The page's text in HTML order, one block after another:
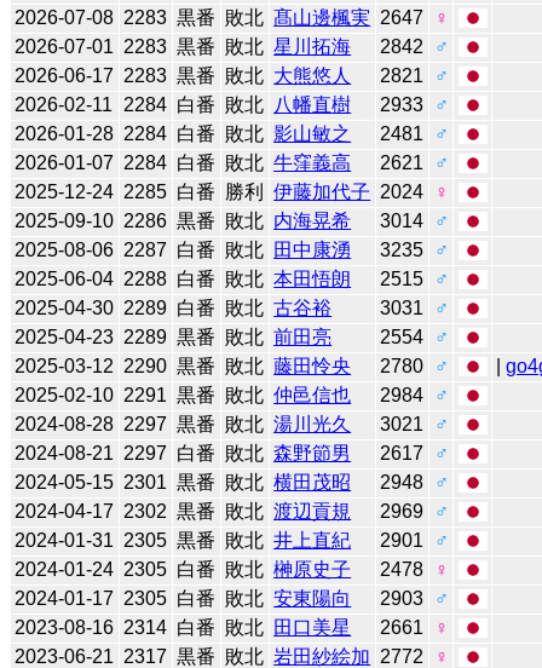
2026-07-08 2283 黒番 敗北 髙山邊楓実 2647
♀
2026-07-01 2283 黒番 敗北 星川拓海 2842
♂
2026-06-17 2283 黒番 敗北 大熊悠人 2821
♂
2026-02-11
2284 白番 敗北 八幡直樹 2933
♂
2026-01-28 2284 白番 敗北 影山敏之 2481
♂
2026-01-07 2284 白番 敗北 牛窪義高 2621
♂
2025-12-24 2285 白番 勝利 伊藤加代子 2024
♀
2025-09-10 2286 黒番 敗北 内海晃希 3014
♂
2025-08-06 2287 白番 敗北 田中康湧 3235
♂
2025-06-04 2288 白番 敗北 本田悟朗 2515
♂
2025-04-30 2289 白番 敗北 古谷裕 3031
♂
2025-04-23 2289 黒番 敗北 前田亮 2554
♂
2025-03-12 2290 黒番 敗北 藤田怜央 2780 ♂ |
2025-02-10 2291 黒番 敗北 仲邑信也 2984
♂
2024-08-28 2297 黒番 敗北 湯川光久 3021
♂
2024-08-21 2297 白番 敗北 森野節男 2617
♂
2024-05-15 2301 黒番 敗北 横田茂昭 2948
♂
2024-04-17 2302 黒番 敗北 渡辺貢規 2969
♂
2024-01-31 2305 黒番 敗北 井上直紀 2901
♂
2024-01-24 2305 白番 敗北 榊原史子 2478
♀
2024-01-17 2305 白番 敗北 安東陽向 2903
♂
2023-08-16 2314 白番 敗北 田口美星 2661
♀
2023-06-21 2317 黒番 敗北 岩田紗絵加 2772
♀